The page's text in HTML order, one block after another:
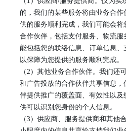
的，我们的某些服务将由业务合
供的服务顺利完成，我们可能会
合作伙伴，包括支付服务、物流服
能包括您的联络信息、订单信息、
以保障为您提供的服务顺利完成。
（2）其他业务合作伙伴。我们还
和广告投放的合作伙伴共享信息
伴提供推广的覆盖面、有效性以
供可以识别您身份的个人信息。
（3）供应商、服务提供商和其他